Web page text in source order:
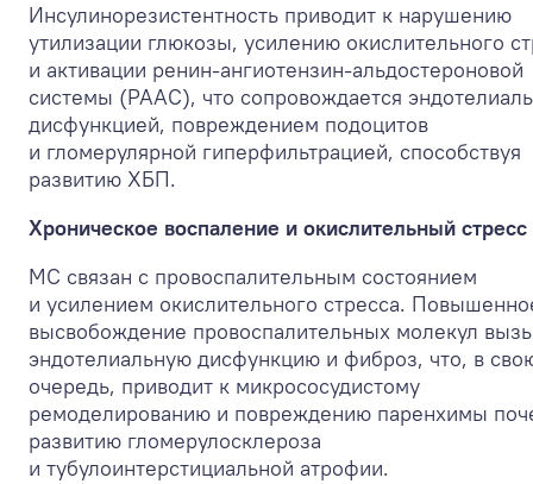
Инсулинорезистентность приводит к нарушению
утилизации глюкозы, усилению окислительного
и активации ренин-ангиотензин-альдостероновой
системы (РААС), что сопровождается
дисфункцией, повреждением подоцитов
и гломерулярной гиперфильтрацией, способствуя
развитию ХБП.
Хроническое воспаление и окислительный стресс
МС связан с провоспалительным состоянием
и усилением окислительного стресса.
высвобождение провоспалительных молекул
эндотелиальную дисфункцию и фиброз, что, в
очередь, приводит к микрососудистому
ремоделированию и повреждению паренхимы
развитию гломерулосклероза
и тубулоинтерстициальной атрофии.